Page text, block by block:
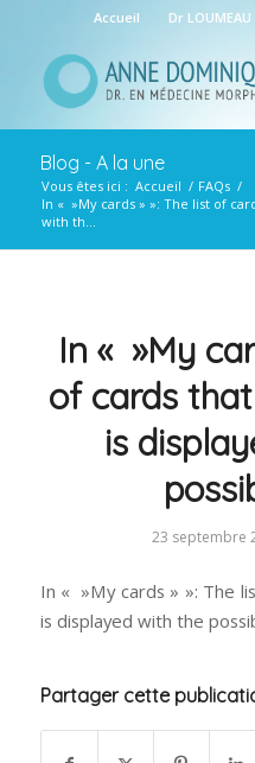
Accueil Dr LOUMEAU
Blog - A la une
Vous êtes ici : Accueil / FAQs /
In « »My cards » »: The list of
with th...
In « »My
of cards
is
23 septembre
In « »My cards » »: The
is displayed with the
Partager cette